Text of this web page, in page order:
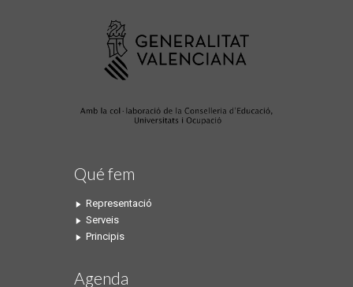
Qué fem
Representació
Serveis
Principis
Agenda